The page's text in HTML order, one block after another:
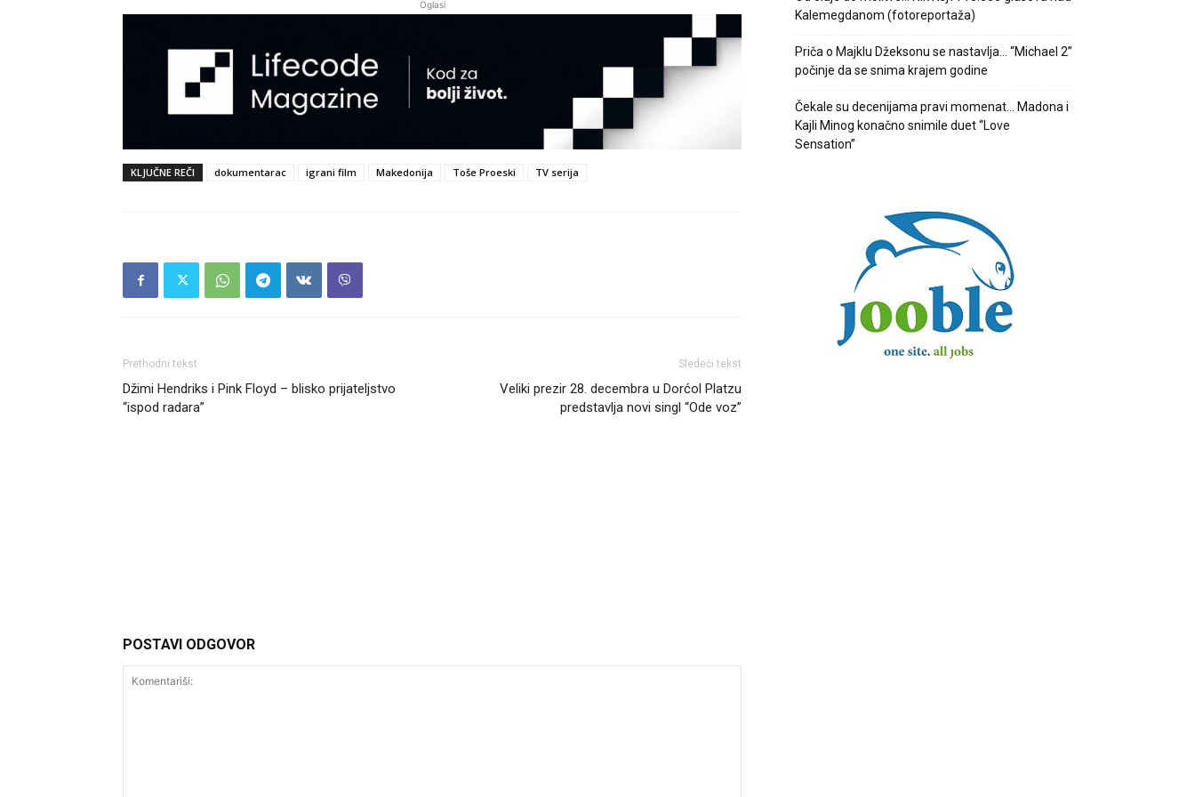
Oglasi
KLJUČNE REČI dokumentarac igrani film Makedonija Toše Proeski TV serija
Prethodni tekst
Džimi Hendriks i Pink Floyd – blisko prijateljstvo
“ispod radara”
Sledeći tekst
Veliki prezir 28. decembra u Dorćol Platzu
predstavlja novi singl “Ode voz”
POSTAVI ODGOVOR
Kalemegdanom (fotoreportaža)
Priča o Majklu Džeksonu se nastavlja… “Michael 2”
počinje da se snima krajem godine
Čekale su decenijama pravi momenat… Madona i
Kajli Minog konačno snimile duet “Love
Sensation”